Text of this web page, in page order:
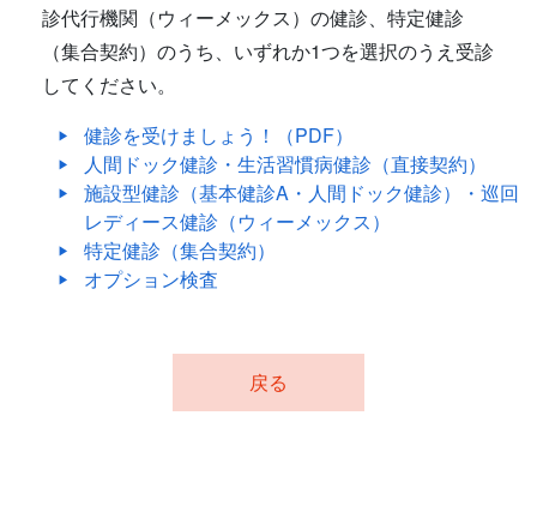
診代行機関（ウィーメックス）の健診、特定健診
（集合契約）のうち、いずれか1つを選択のうえ受診
してください。
健診を受けましょう！（PDF）
人間ドック健診・生活習慣病健診（直接契約）
施設型健診（基本健診A・人間ドック健診）・巡回
レディース健診（ウィーメックス）
特定健診（集合契約）
オプション検査
戻る